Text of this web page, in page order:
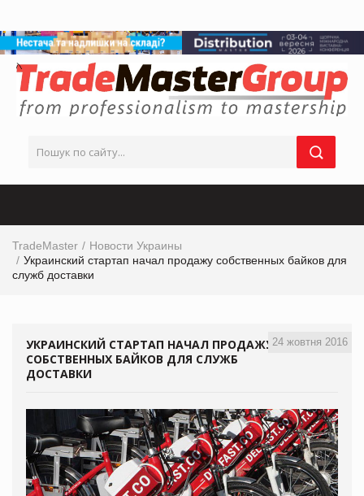
TradeMaster
Новости Украины
Украинский стартап начал продажу собственных байков для
служб доставки
24 жовтня 2016
УКРАИНСКИЙ СТАРТАП НАЧАЛ ПРОДАЖУ
СОБСТВЕННЫХ БАЙКОВ ДЛЯ СЛУЖБ
ДОСТАВКИ